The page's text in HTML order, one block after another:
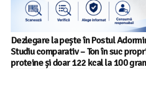
Dezlegare la pește în Postul
Studiu comparativ – Ton în suc
proteine și doar 122 kcal la 100